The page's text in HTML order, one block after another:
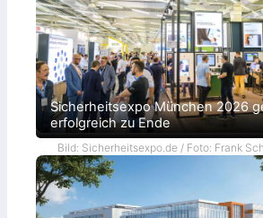
Sicherheitsexpo München 2026
erfolgreich zu Ende
Bild: Sicherheitsexpo.de / Foto: Frank